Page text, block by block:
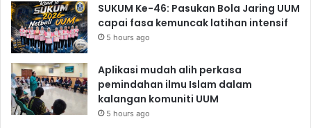
SUKUM Ke-46: Pasukan Bola Jaring UUM
capai fasa kemuncak latihan intensif
5 hours ago
Aplikasi mudah alih perkasa
pemindahan ilmu Islam dalam
kalangan komuniti UUM
5 hours ago